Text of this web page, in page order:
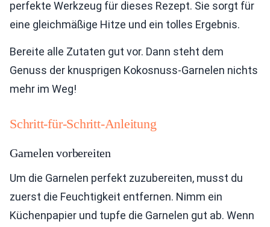
perfekte Werkzeug für dieses Rezept. Sie sorgt für
eine gleichmäßige Hitze und ein tolles Ergebnis.
Bereite alle Zutaten gut vor. Dann steht dem
Genuss der knusprigen Kokosnuss-Garnelen nichts
mehr im Weg!
Schritt-für-Schritt-Anleitung
Garnelen vorbereiten
Um die Garnelen perfekt zuzubereiten, musst du
zuerst die Feuchtigkeit entfernen. Nimm ein
Küchenpapier und tupfe die Garnelen gut ab. Wenn